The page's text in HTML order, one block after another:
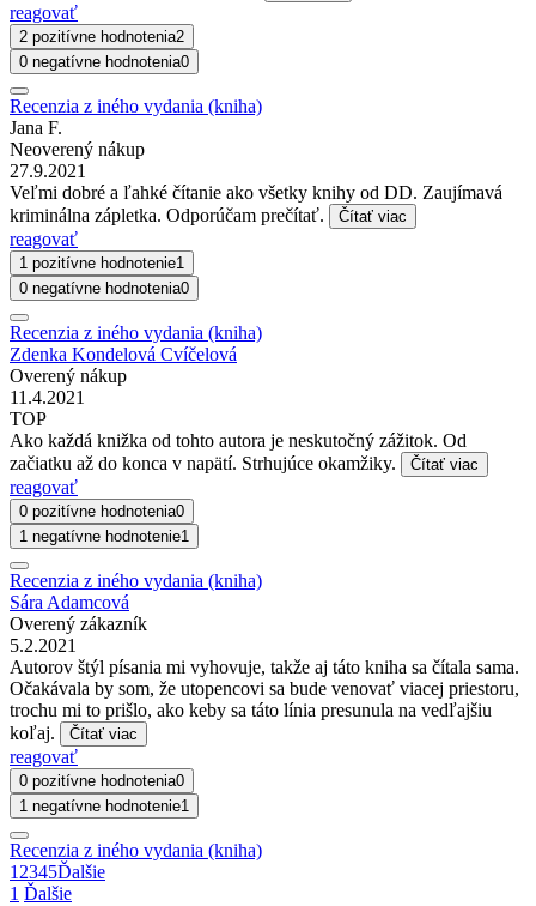
reagovať
2 pozitívne hodnotenia2
0 negatívne hodnotenia0
Recenzia z iného vydania (kniha)
Jana F.
Neoverený nákup
27.9.2021
Veľmi dobré a ľahké čítanie ako všetky knihy od DD. Zaujímavá
kriminálna zápletka. Odporúčam prečítať.
Čítať viac
reagovať
1 pozitívne hodnotenie1
0 negatívne hodnotenia0
Recenzia z iného vydania (kniha)
Zdenka Kondelová Cvíčelová
Overený nákup
11.4.2021
TOP
Ako každá knižka od tohto autora je neskutočný zážitok. Od
začiatku až do konca v napätí. Strhujúce okamžiky.
Čítať viac
reagovať
0 pozitívne hodnotenia0
1 negatívne hodnotenie1
Recenzia z iného vydania (kniha)
Sára Adamcová
Overený zákazník
5.2.2021
Autorov štýl písania mi vyhovuje, takže aj táto kniha sa čítala sama.
Očakávala by som, že utopencovi sa bude venovať viacej priestoru,
trochu mi to prišlo, ako keby sa táto línia presunula na vedľajšiu
koľaj.
Čítať viac
reagovať
0 pozitívne hodnotenia0
1 negatívne hodnotenie1
Recenzia z iného vydania (kniha)
1 2345Ďalšie
1 Ďalšie